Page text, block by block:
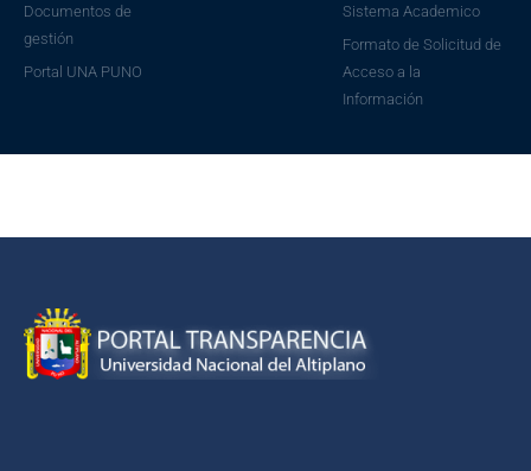
Documentos de
gestión
Portal UNA PUNO
Sistema Academico
Formato de Solicitud de
Acceso a la
Información